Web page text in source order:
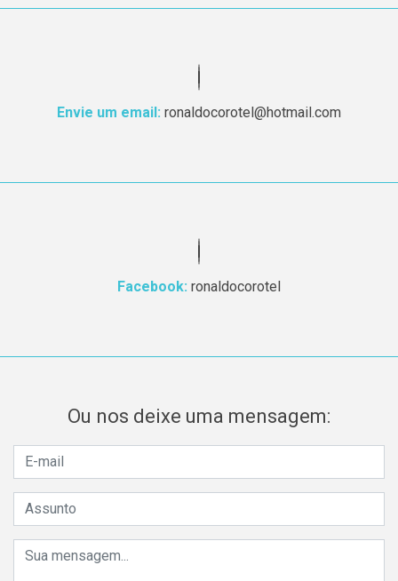
Envie um email: ronaldocorotel@hotmail.com
Facebook: ronaldocorotel
Ou nos deixe uma mensagem: